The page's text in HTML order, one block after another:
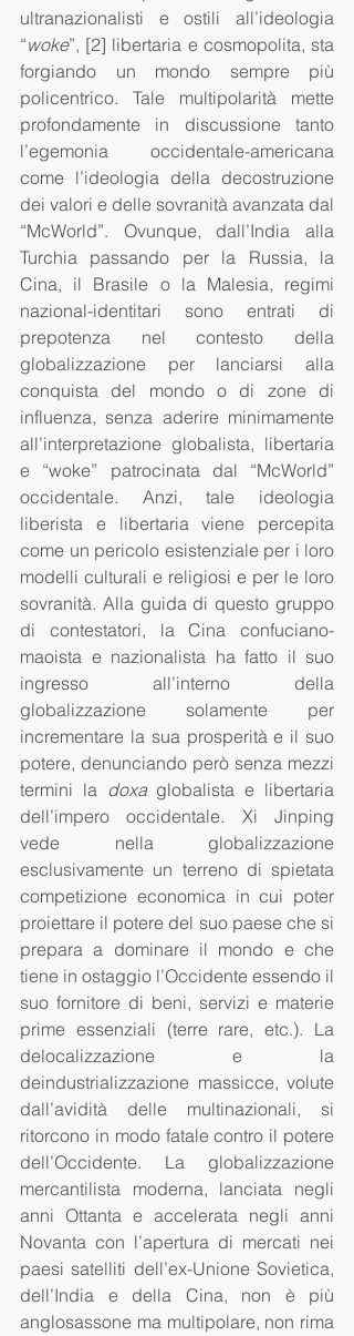
ultranazionalisti e ostili all’ideologia
“woke”, [2] libertaria e cosmopolita, sta
forgiando un mondo sempre più
policentrico. Tale multipolarità mette
profondamente in discussione tanto
l’egemonia occidentale-americana
come l’ideologia della decostruzione
dei valori e delle sovranità avanzata dal
“McWorld”. Ovunque, dall’India alla
Turchia passando per la Russia, la
Cina, il Brasile o la Malesia, regimi
nazional-identitari sono entrati di
prepotenza nel contesto della
globalizzazione per lanciarsi alla
conquista del mondo o di zone di
influenza, senza aderire minimamente
all’interpretazione globalista, libertaria
e “woke” patrocinata dal “McWorld”
occidentale. Anzi, tale ideologia
liberista e libertaria viene percepita
come un pericolo esistenziale per i loro
modelli culturali e religiosi e per le loro
sovranità. Alla guida di questo gruppo
di contestatori, la Cina confuciano-
maoista e nazionalista ha fatto il suo
ingresso all’interno della
globalizzazione solamente per
incrementare la sua prosperità e il suo
potere, denunciando però senza mezzi
termini la doxa globalista e libertaria
dell’impero occidentale. Xi Jinping
vede nella globalizzazione
esclusivamente un terreno di spietata
competizione economica in cui poter
proiettare il potere del suo paese che si
prepara a dominare il mondo e che
tiene in ostaggio l’Occidente essendo il
suo fornitore di beni, servizi e materie
prime essenziali (terre rare, etc.). La
delocalizzazione e la
deindustrializzazione massicce, volute
dall’avidità delle multinazionali, si
ritorcono in modo fatale contro il potere
dell’Occidente. La globalizzazione
mercantilista moderna, lanciata negli
anni Ottanta e accelerata negli anni
Novanta con l’apertura di mercati nei
paesi satelliti dell’ex-Unione Sovietica,
dell’India e della Cina, non è più
anglosassone ma multipolare, non rima